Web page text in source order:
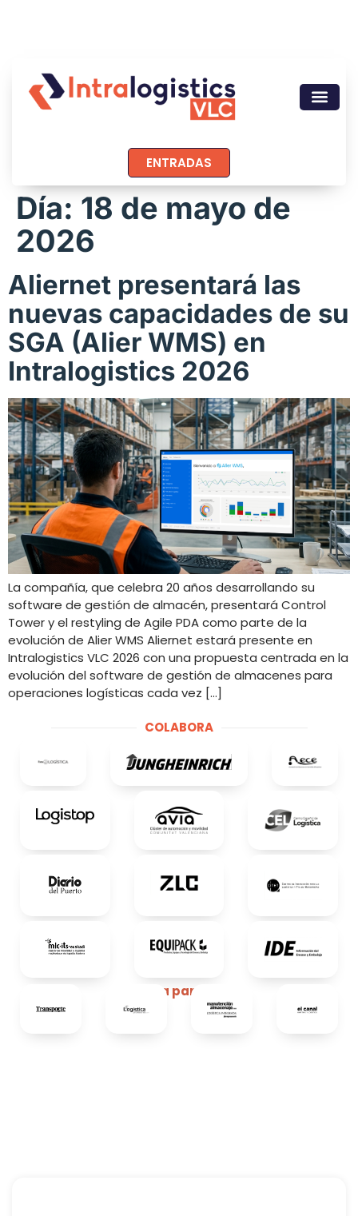
ENTRADAS
Día: 18 de mayo de
2026
Aliernet presentará las
nuevas capacidades de su
SGA (Alier WMS) en
Intralogistics 2026
La compañía, que celebra 20 años desarrollando su
software de gestión de almacén, presentará Control
Tower y el restyling de Agile PDA como parte de la
evolución de Alier WMS Aliernet estará presente en
Intralogistics VLC 2026 con una propuesta centrada en la
evolución del software de gestión de almacenes para
operaciones logísticas cada vez […]
COLABORA
Media partners